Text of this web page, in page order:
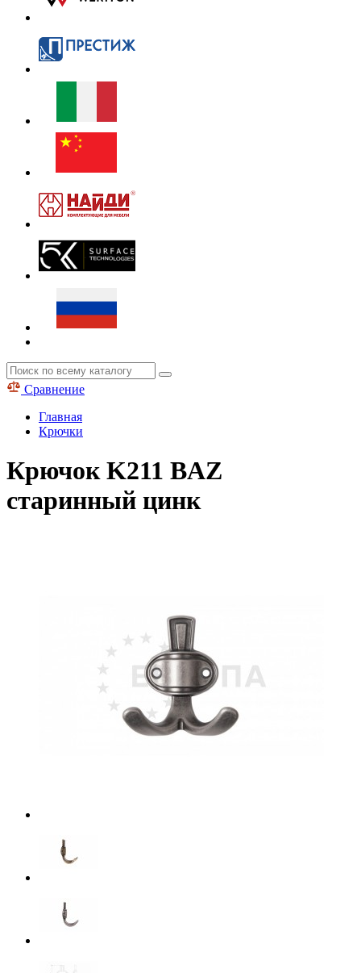
Сравнение
Главная
Крючки
Крючок K211 BAZ
старинный цинк